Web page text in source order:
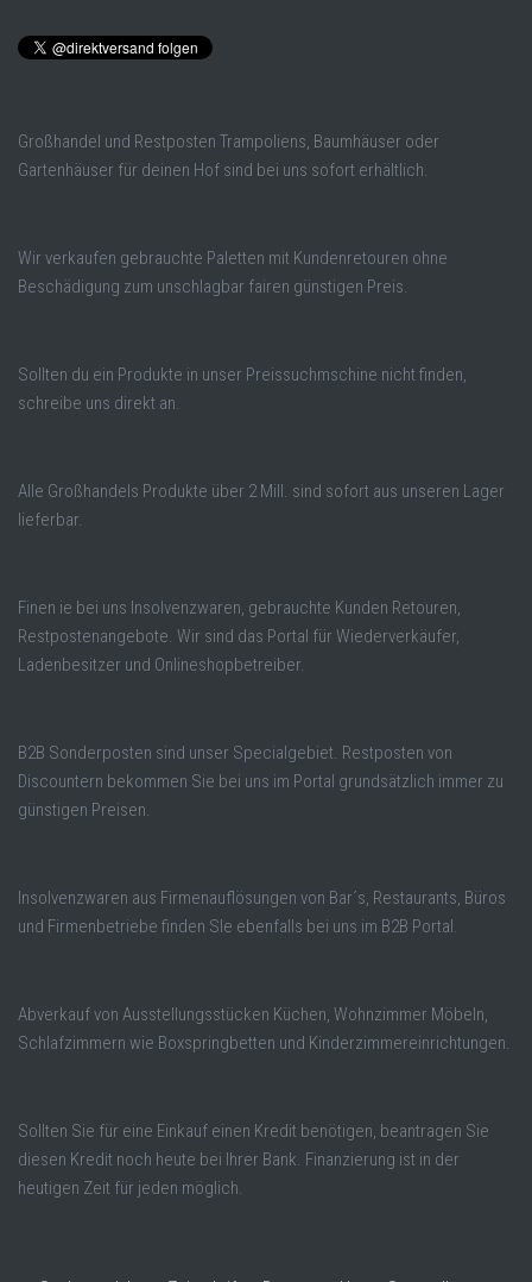
Großhandel und Restposten Trampoliens, Baumhäuser oder
Gartenhäuser für deinen Hof sind bei uns sofort erhältlich.
Wir verkaufen gebrauchte Paletten mit Kundenretouren ohne
Beschädigung zum unschlagbar fairen günstigen Preis.
Sollten du ein Produkte in unser Preissuchmschine nicht finden,
schreibe uns direkt an.
Alle Großhandels Produkte über 2 Mill. sind sofort aus unseren Lager
lieferbar.
Finen ie bei uns Insolvenzwaren, gebrauchte Kunden Retouren,
Restpostenangebote. Wir sind das Portal für Wiederverkäufer,
Ladenbesitzer und Onlineshopbetreiber.
B2B Sonderposten sind unser Specialgebiet. Restposten von
Discountern bekommen Sie bei uns im Portal grundsätzlich immer zu
günstigen Preisen.
Insolvenzwaren aus Firmenauflösungen von Bar´s, Restaurants, Büros
und Firmenbetriebe finden SIe ebenfalls bei uns im B2B Portal.
Abverkauf von Ausstellungsstücken Küchen, Wohnzimmer Möbeln,
Schlafzimmern wie Boxspringbetten und Kinderzimmereinrichtungen.
Sollten Sie für eine Einkauf einen Kredit benötigen, beantragen Sie
diesen Kredit noch heute bei Ihrer Bank. Finanzierung ist in der
heutigen Zeit für jeden möglich.